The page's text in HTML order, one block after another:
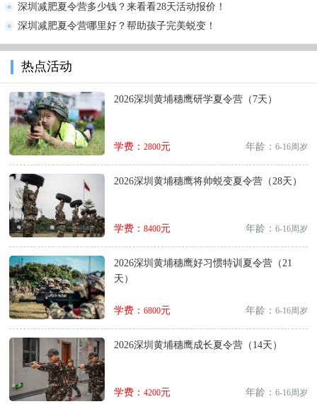
深圳减肥夏令营多少钱？来看看28天活动报价！
深圳减肥夏令营哪里好？帮助孩子完美蜕变！
热点活动
2026深圳黄埔穗鹰研学夏令营（7天）
学费： 2800元 年龄： 6-16周岁
2026深圳黄埔穗鹰将帅蜕变夏令营（28天）
学费： 8400元 年龄： 6-16周岁
2026深圳黄埔穗鹰好习惯特训夏令营（21
天）
学费： 6800元 年龄： 6-16周岁
2026深圳黄埔穗鹰成长夏令营（14天）
学费： 4200元 年龄： 6-16周岁